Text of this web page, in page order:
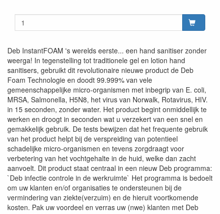
Deb InstantFOAM 's werelds eerste... een hand sanitiser zonder
weerga! In tegenstelling tot traditionele gel en lotion hand
sanitisers, gebruikt dit revolutionaire nieuwe product de Deb
Foam Technologie en doodt 99.999% van vele
gemeenschappelijke micro-organismen met inbegrip van E. coli,
MRSA, Salmonella, H5N8, het virus van Norwalk, Rotavirus, HIV.
in 15 seconden, zonder water. Het product begint onmiddellijk te
werken en droogt in seconden wat u verzekert van een snel en
gemakkelijk gebruik. De tests bewijzen dat het frequente gebruik
van het product helpt bij de verspreiding van potentieel
schadelijke micro-organismen en tevens zorgdraagt voor
verbetering van het vochtgehalte in de huid, welke dan zacht
aanvoelt. Dit product staat centraal in een nieuw Deb programma:
`Deb infectie controle in de werkruimte` Het programma is bedoelt
om uw klanten en/of organisaties te ondersteunen bij de
vermindering van ziekte(verzuim) en de hieruit voortkomende
kosten. Pak uw voordeel en verras uw (nwe) klanten met Deb